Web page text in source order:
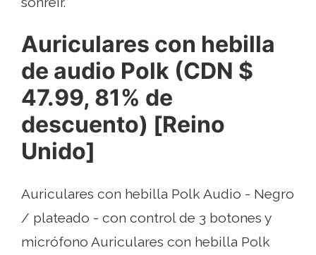
Auriculares con hebilla
de audio Polk (CDN $
47.99, 81% de
descuento) [Reino
Unido]
Auriculares con hebilla Polk Audio - Negro
/ plateado - con control de 3 botones y
micrófono Auriculares con hebilla Polk